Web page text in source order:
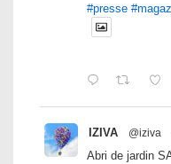
#presse
IZIVA @iziva
Abri de jardin